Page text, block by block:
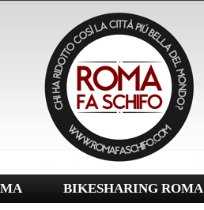
BIKESHARING ROMA